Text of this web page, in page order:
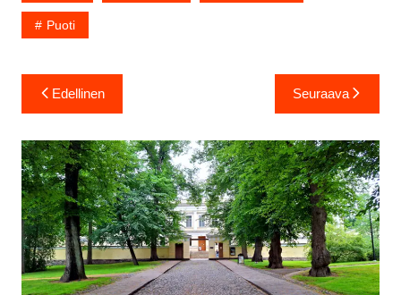
Puoti
Artikkelien
selaus
Edellinen Seuraava